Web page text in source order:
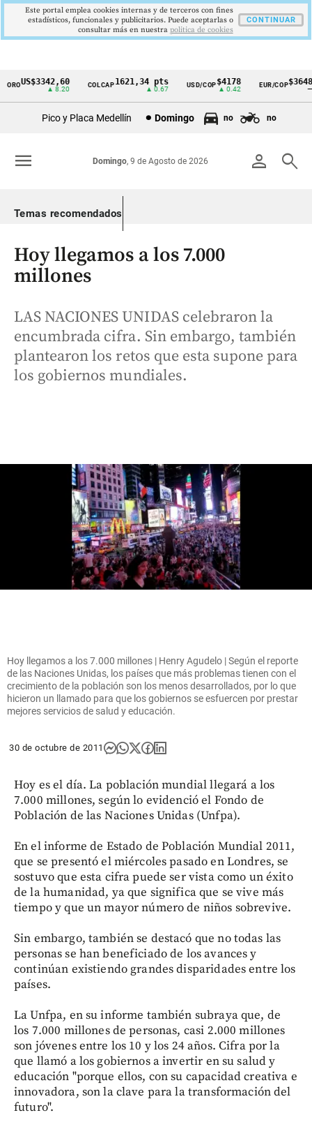
Cintillo
Colombia
US$3342,60
▲ 8.20
COLCAP1621,34 pts
▲ 0.67
USD/COP$4178
▲ 0.42
EUR/COP$3648
Pico y Placa Medellín Domingo no no
person search
Domingo, 9 de Agosto de 2026
menu
Temas recomendados
Hoy llegamos a los 7.000
millones
LAS NACIONES UNIDAS celebraron la
encumbrada cifra. Sin embargo, también
plantearon los retos que esta supone para
los gobiernos mundiales.
Hoy llegamos a los 7.000 millones | Henry Agudelo | Según el reporte
de las Naciones Unidas, los países que más problemas tienen con el
crecimiento de la población son los menos desarrollados, por lo que
hicieron un llamado para que los gobiernos se esfuercen por prestar
mejores servicios de salud y educación.
30 de octubre de 2011
Hoy es el día. La población mundial llegará a los
7.000 millones, según lo evidenció el Fondo de
Población de las Naciones Unidas (Unfpa).
En el informe de Estado de Población Mundial 2011,
que se presentó el miércoles pasado en Londres, se
sostuvo que esta cifra puede ser vista como un éxito
de la humanidad, ya que significa que se vive más
tiempo y que un mayor número de niños sobrevive.
Sin embargo, también se destacó que no todas las
personas se han beneficiado de los avances y
continúan existiendo grandes disparidades entre los
países.
La Unfpa, en su informe también subraya que, de
los 7.000 millones de personas, casi 2.000 millones
son jóvenes entre los 10 y los 24 años. Cifra por la
que llamó a los gobiernos a invertir en su salud y
educación "porque ellos, con su capacidad creativa e
innovadora, son la clave para la transformación del
futuro".
Este portal emplea cookies internas y de terceros con fines
estadísticos, funcionales y publicitarios. Puede aceptarlas o
consultar más en nuestra politica de cookies
CONTINUAR